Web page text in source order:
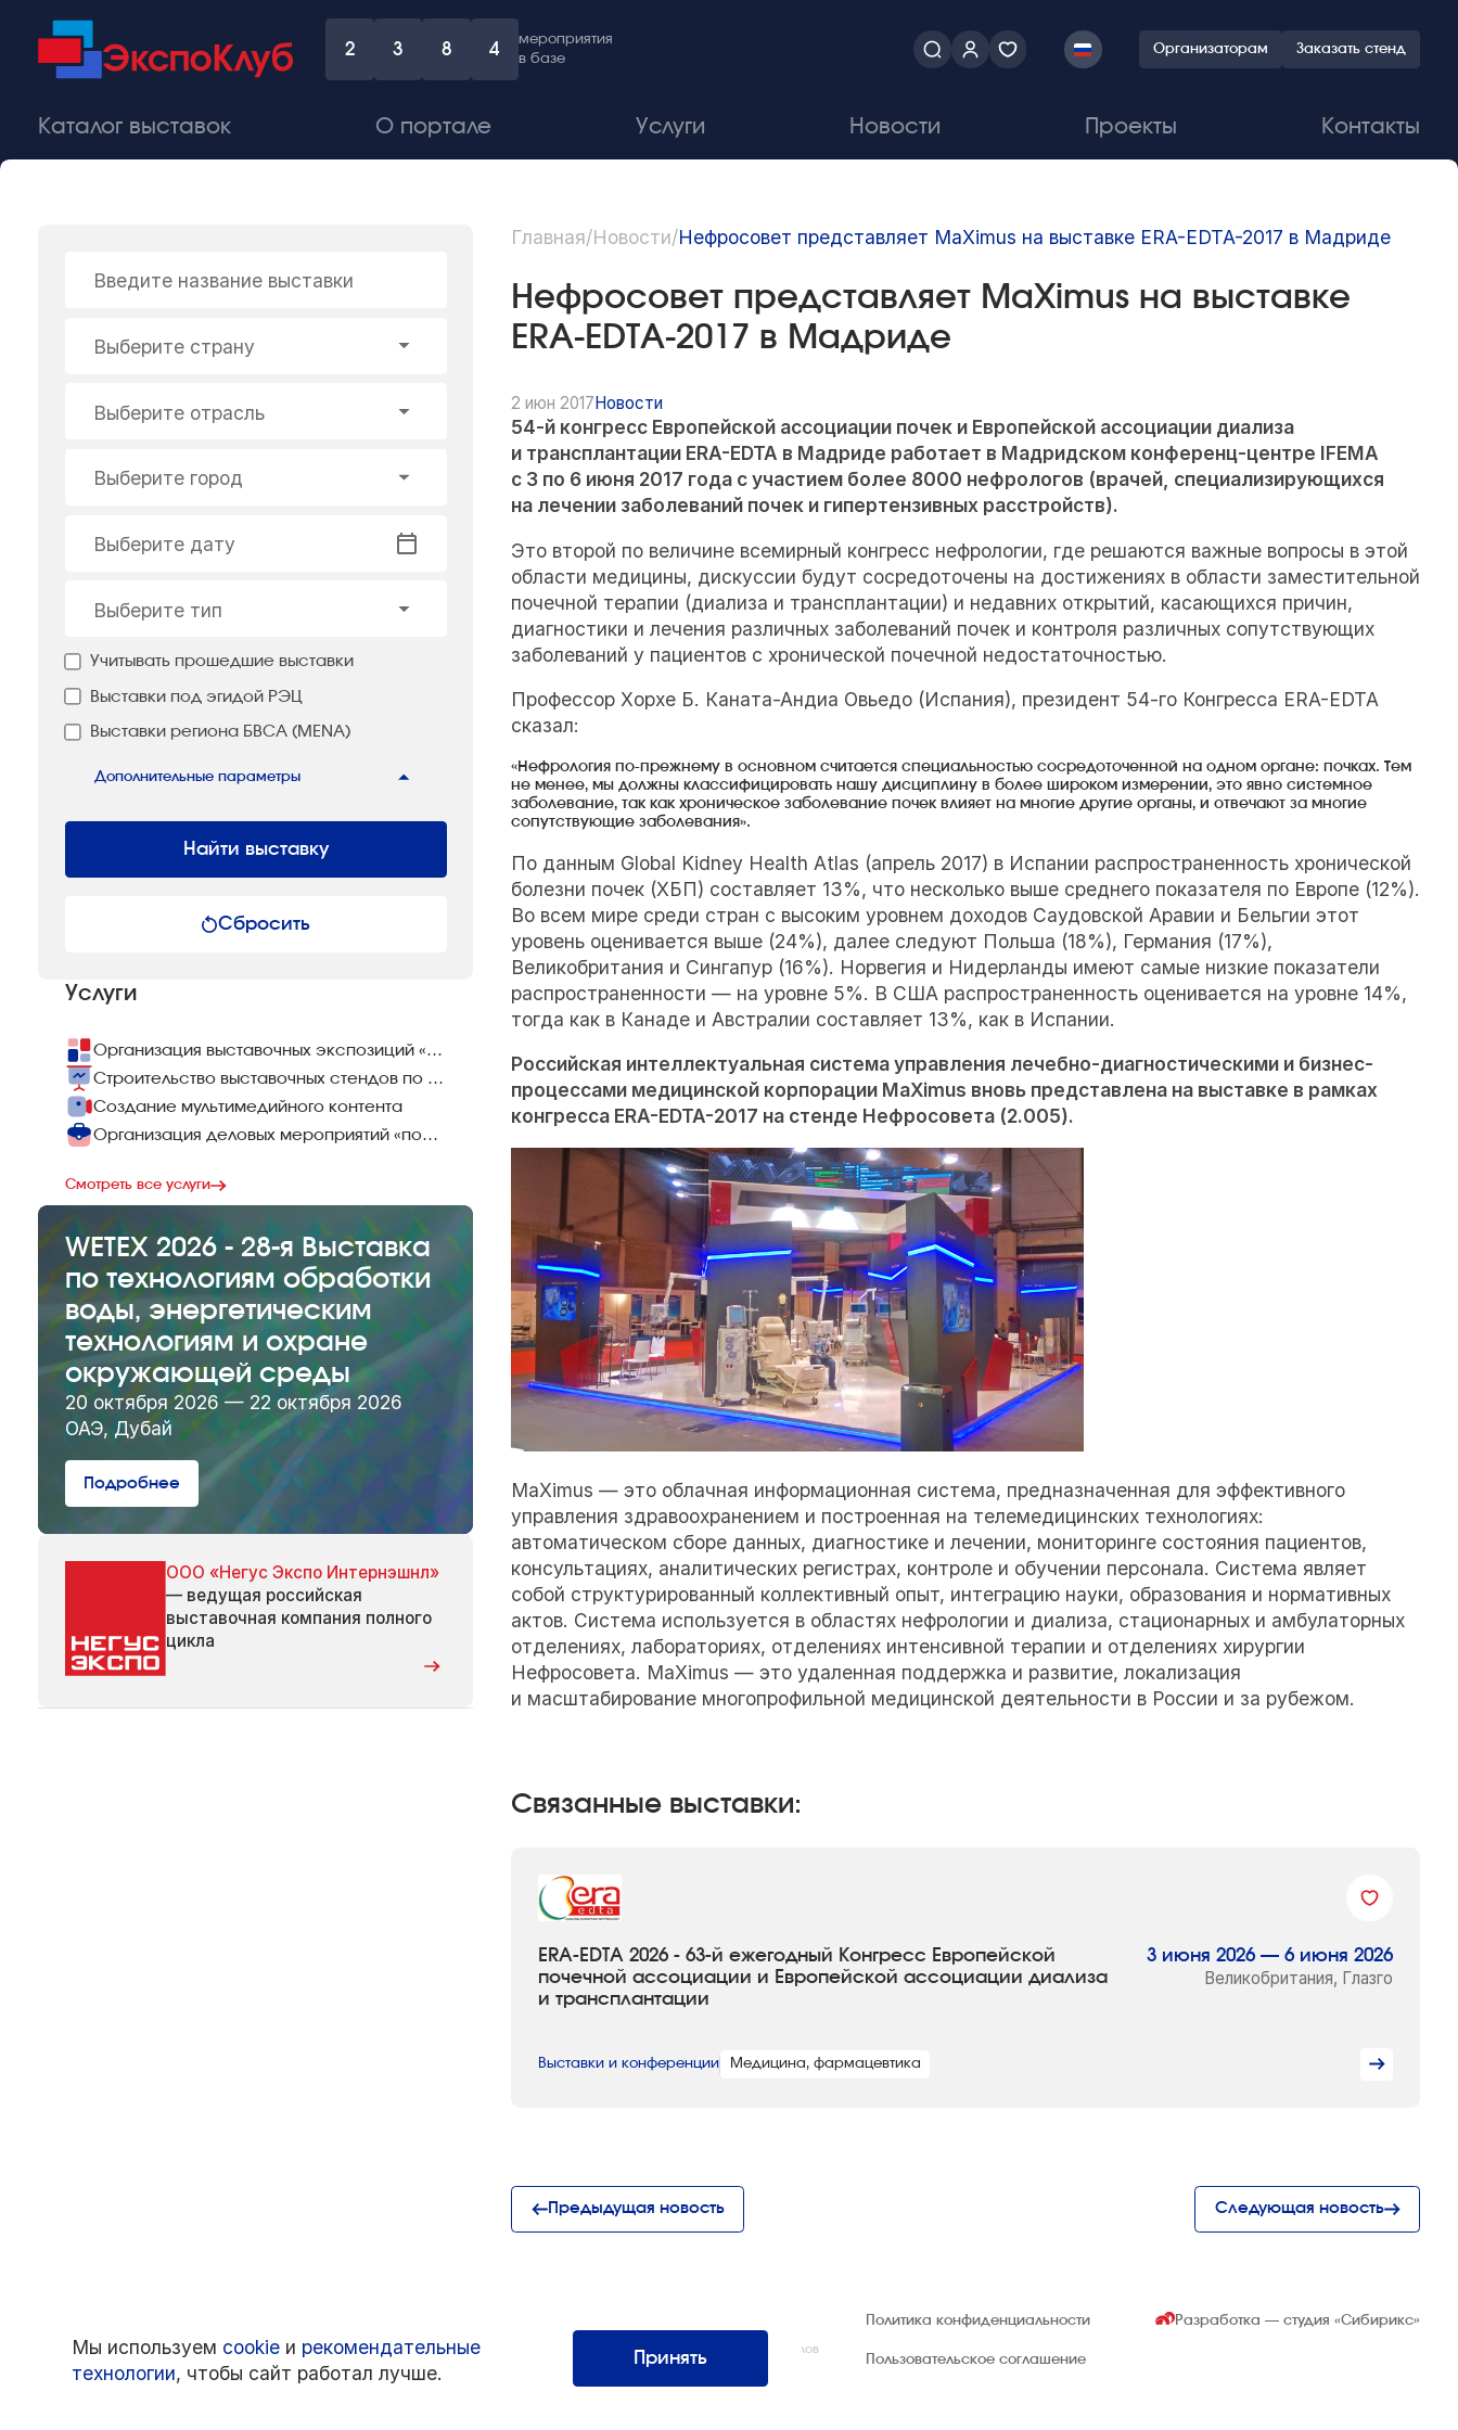
2 3 8 4
мероприятия
в базе
Организаторам Заказать стенд
Каталог выставок О портале Услуги Новости Проекты Контакты
Введите название выставки
Выберите страну
Выберите отрасль
Выберите город
Выберите дату
Выберите тип
Учитывать прошедшие выставки
Выставки под эгидой РЭЦ
Выставки региона БВСА (MENA)
Дополнительные параметры
Найти выставку
Сбросить
Услуги
Организация выставочных экспозиций «под ключ»
Строительство выставочных стендов по всему миру
Создание мультимедийного контента
Организация деловых мероприятий «под ключ»
Смотреть все услуги
WETEX 2026 - 28-я Выставка
по технологиям обработки
воды, энергетическим
технологиям и охране
окружающей среды
20 октября 2026 — 22 октября 2026
ОАЭ, Дубай
Подробнее
ООО «Негус Экспо Интернэшнл»
— ведущая российская
выставочная компания полного
цикла
Главная/Новости/Нефросовет представляет MaXimus на выставке ERA-EDTA-2017 в Мадриде
Нефросовет представляет MaXimus на выставке
ERA-EDTA-2017 в Мадриде
2 июн 2017 Новости
54-й конгресс Европейской ассоциации почек и Европейской ассоциации диализа
и трансплантации ERA-EDTA в Мадриде работает в Мадридском конференц-центре IFEMA
с 3 по 6 июня 2017 года с участием более 8000 нефрологов (врачей, специализирующихся
на лечении заболеваний почек и гипертензивных расстройств).
Это второй по величине всемирный конгресс нефрологии, где решаются важные вопросы в этой
области медицины, дискуссии будут сосредоточены на достижениях в области заместительной
почечной терапии (диализа и трансплантации) и недавних открытий, касающихся причин,
диагностики и лечения различных заболеваний почек и контроля различных сопутствующих
заболеваний у пациентов с хронической почечной недостаточностью.
Профессор Хорхе Б. Каната-Андиа Овьедо (Испания), президент 54-го Конгресса ERA-EDTA
сказал:
«Нефрология по-прежнему в основном считается специальностью сосредоточенной на одном органе: почках. Тем
не менее, мы должны классифицировать нашу дисциплину в более широком измерении, это явно системное
заболевание, так как хроническое заболевание почек влияет на многие другие органы, и отвечают за многие
сопутствующие заболевания».
По данным Global Kidney Health Atlas (апрель 2017) в Испании распространенность хронической
болезни почек (ХБП) составляет 13%, что несколько выше среднего показателя по Европе (12%).
Во всем мире среди стран с высоким уровнем доходов Саудовской Аравии и Бельгии этот
уровень оценивается выше (24%), далее следуют Польша (18%), Германия (17%),
Великобритания и Сингапур (16%). Норвегия и Нидерланды имеют самые низкие показатели
распространенности — на уровне 5%. В США распространенность оценивается на уровне 14%,
тогда как в Канаде и Австралии составляет 13%, как в Испании.
Российская интеллектуальная система управления лечебно-диагностическими и бизнес-
процессами медицинской корпорации MaXimus вновь представлена на выставке в рамках
конгресса ERA-EDTA-2017 на стенде Нефросовета (2.005).
MaXimus — это облачная информационная система, предназначенная для эффективного
управления здравоохранением и построенная на телемедицинских технологиях:
автоматическом сборе данных, диагностике и лечении, мониторинге состояния пациентов,
консультациях, аналитических регистрах, контроле и обучении персонала. Система являет
собой структурированный коллективный опыт, интеграцию науки, образования и нормативных
актов. Система используется в областях нефрологии и диализа, стационарных и амбулаторных
отделениях, лабораториях, отделениях интенсивной терапии и отделениях хирургии
Нефросовета. MaXimus — это удаленная поддержка и развитие, локализация
и масштабирование многопрофильной медицинской деятельности в России и за рубежом.
Связанные выставки:
ERA-EDTA 2026 - 63-й ежегодный Конгресс Европейской
почечной ассоциации и Европейской ассоциации диализа
и трансплантации
3 июня 2026 — 6 июня 2026
Великобритания, Глазго
Выставки и конференции Медицина, фармацевтика
Предыдущая новость Следующая новость
Интернэшнл»
Все права защищены. Использование материалов
возможно только со ссылкой на источник.
Политика конфиденциальности
Пользовательское соглашение
Разработка — студия«Сибирикс»
Мы используем cookie и рекомендательные
технологии, чтобы сайт работал лучше.
Принять